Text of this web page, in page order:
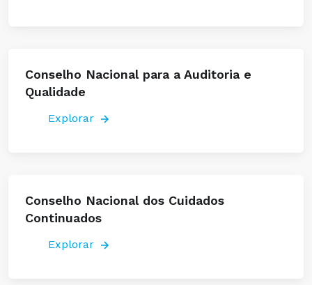
Conselho Nacional para a Auditoria e
Qualidade
Explorar
Conselho Nacional dos Cuidados
Continuados
Explorar